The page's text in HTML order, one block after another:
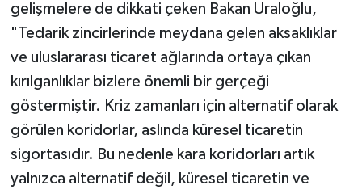
gelişmelere de dikkati çeken Bakan Uraloğlu,
"Tedarik zincirlerinde meydana gelen aksaklıklar
ve uluslararası ticaret ağlarında ortaya çıkan
kırılganlıklar bizlere önemli bir gerçeği
göstermiştir. Kriz zamanları için alternatif olarak
görülen koridorlar, aslında küresel ticaretin
sigortasıdır. Bu nedenle kara koridorları artık
yalnızca alternatif değil, küresel ticaretin ve